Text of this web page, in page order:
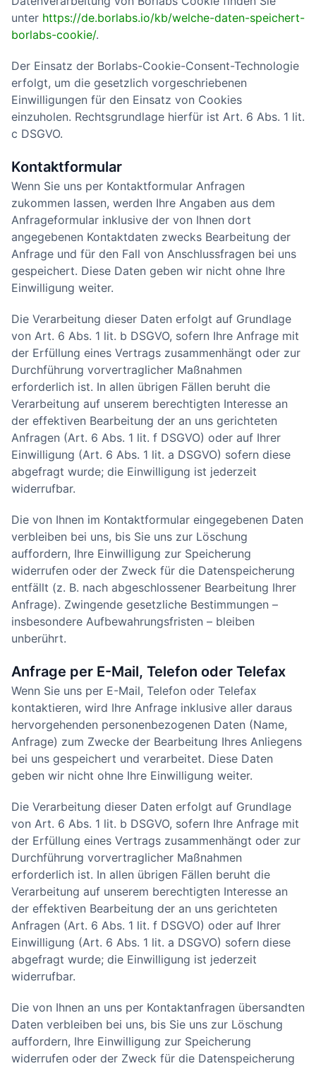
unter https://de.borlabs.io/kb/welche-daten-speichert-
borlabs-cookie/.
Der Einsatz der Borlabs-Cookie-Consent-Technologie
erfolgt, um die gesetzlich vorgeschriebenen
Einwilligungen für den Einsatz von Cookies
einzuholen. Rechtsgrundlage hierfür ist Art. 6 Abs. 1 lit.
c DSGVO.
Kontaktformular
Wenn Sie uns per Kontaktformular Anfragen
zukommen lassen, werden Ihre Angaben aus dem
Anfrageformular inklusive der von Ihnen dort
angegebenen Kontaktdaten zwecks Bearbeitung der
Anfrage und für den Fall von Anschlussfragen bei uns
gespeichert. Diese Daten geben wir nicht ohne Ihre
Einwilligung weiter.
Die Verarbeitung dieser Daten erfolgt auf Grundlage
von Art. 6 Abs. 1 lit. b DSGVO, sofern Ihre Anfrage mit
der Erfüllung eines Vertrags zusammenhängt oder zur
Durchführung vorvertraglicher Maßnahmen
erforderlich ist. In allen übrigen Fällen beruht die
Verarbeitung auf unserem berechtigten Interesse an
der effektiven Bearbeitung der an uns gerichteten
Anfragen (Art. 6 Abs. 1 lit. f DSGVO) oder auf Ihrer
Einwilligung (Art. 6 Abs. 1 lit. a DSGVO) sofern diese
abgefragt wurde; die Einwilligung ist jederzeit
widerrufbar.
Die von Ihnen im Kontaktformular eingegebenen Daten
verbleiben bei uns, bis Sie uns zur Löschung
auffordern, Ihre Einwilligung zur Speicherung
widerrufen oder der Zweck für die Datenspeicherung
entfällt (z. B. nach abgeschlossener Bearbeitung Ihrer
Anfrage). Zwingende gesetzliche Bestimmungen –
insbesondere Aufbewahrungsfristen – bleiben
unberührt.
Anfrage per E-Mail, Telefon oder Telefax
Wenn Sie uns per E-Mail, Telefon oder Telefax
kontaktieren, wird Ihre Anfrage inklusive aller daraus
hervorgehenden personenbezogenen Daten (Name,
Anfrage) zum Zwecke der Bearbeitung Ihres Anliegens
bei uns gespeichert und verarbeitet. Diese Daten
geben wir nicht ohne Ihre Einwilligung weiter.
Die Verarbeitung dieser Daten erfolgt auf Grundlage
von Art. 6 Abs. 1 lit. b DSGVO, sofern Ihre Anfrage mit
der Erfüllung eines Vertrags zusammenhängt oder zur
Durchführung vorvertraglicher Maßnahmen
erforderlich ist. In allen übrigen Fällen beruht die
Verarbeitung auf unserem berechtigten Interesse an
der effektiven Bearbeitung der an uns gerichteten
Anfragen (Art. 6 Abs. 1 lit. f DSGVO) oder auf Ihrer
Einwilligung (Art. 6 Abs. 1 lit. a DSGVO) sofern diese
abgefragt wurde; die Einwilligung ist jederzeit
widerrufbar.
Die von Ihnen an uns per Kontaktanfragen übersandten
Daten verbleiben bei uns, bis Sie uns zur Löschung
auffordern, Ihre Einwilligung zur Speicherung
widerrufen oder der Zweck für die Datenspeicherung